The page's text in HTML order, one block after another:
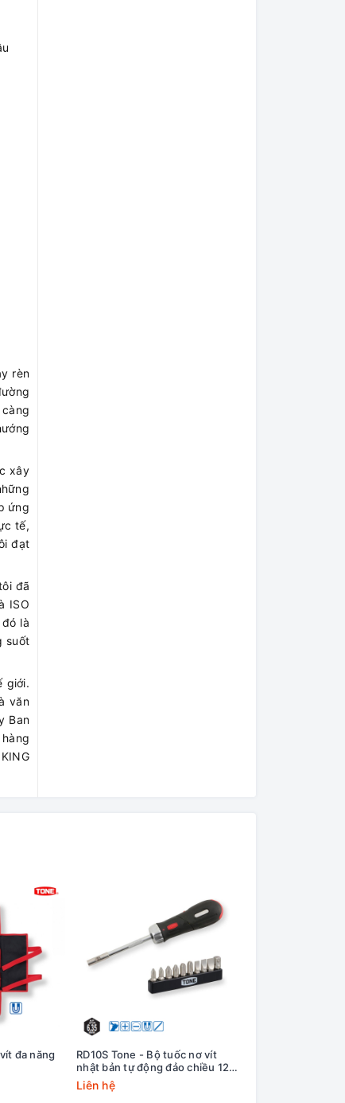
rèn
xây
ứng
tế,
đạt
đã
ISO
là
suốt
giới.
văn
Ban
đa năng
RD10S Tone - Bộ tuốc nơ vít
nhật bản tự động đảo chiều 12
chi tiết
Liên hệ